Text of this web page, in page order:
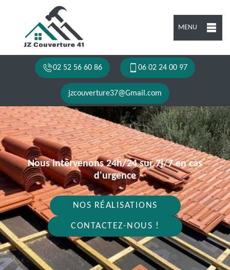
MENU
02 52 56 60 86 06 02 24 00 97
jzcouverture37@Gmail.com
Nous intervenons 24h/24 sur 7j/7 en cas
d'urgence
NOS RÉALISATIONS
CONTACTEZ-NOUS !